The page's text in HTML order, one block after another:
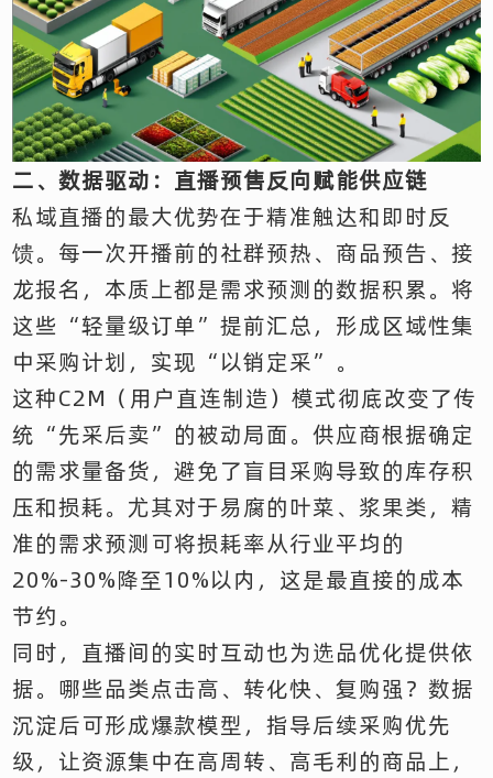
二、数据驱动：直播预售反向赋能供应链
私域直播的最大优势在于精准触达和即时反
馈。每一次开播前的社群预热、商品预告、接
龙报名，本质上都是需求预测的数据积累。将
这些“轻量级订单”提前汇总，形成区域性集
中采购计划，实现“以销定采”。
这种C2M（用户直连制造）模式彻底改变了传
统“先采后卖”的被动局面。供应商根据确定
的需求量备货，避免了盲目采购导致的库存积
压和损耗。尤其对于易腐的叶菜、浆果类，精
准的需求预测可将损耗率从行业平均的
20%-30%降至10%以内，这是最直接的成本
节约。
同时，直播间的实时互动也为选品优化提供依
据。哪些品类点击高、转化快、复购强？数据
沉淀后可形成爆款模型，指导后续采购优先
级，让资源集中在高周转、高毛利的商品上，